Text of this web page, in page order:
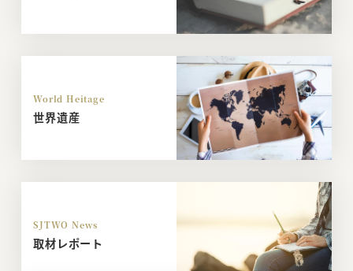
World Heitage
世界遺産
SJTWO News
取材レポート